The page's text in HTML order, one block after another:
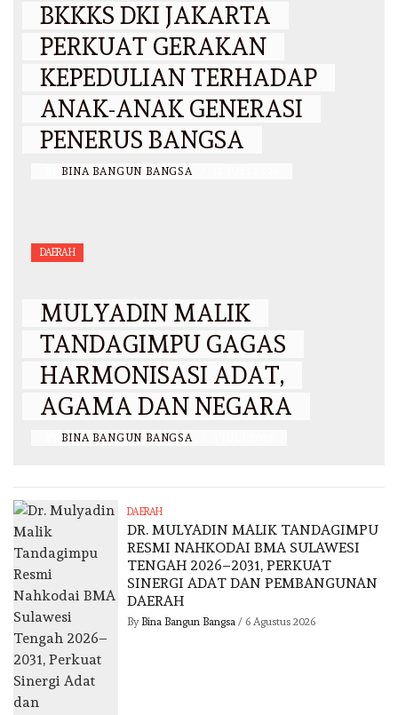
BKKKS DKI JAKARTA
PERKUAT GERAKAN
KEPEDULIAN TERHADAP
ANAK-ANAK GENERASI
PENERUS BANGSA
BINA BANGUN BANGSA
DAERAH
MULYADIN MALIK
TANDAGIMPU GAGAS
HARMONISASI ADAT,
AGAMA DAN NEGARA
BINA BANGUN BANGSA
DAERAH
DR. MULYADIN MALIK TANDAGIMPU
RESMI NAHKODAI BMA SULAWESI
TENGAH 2026–2031, PERKUAT
SINERGI ADAT DAN PEMBANGUNAN
DAERAH
By Bina Bangun Bangsa / 6 Agustus 2026